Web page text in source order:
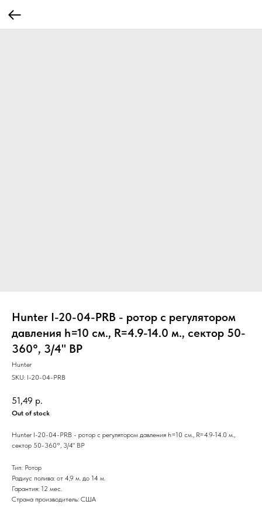
Hunter I-20-04-PRB - ротор с регулятором
давления h=10 см., R=4.9-14.0 м., сектор 50-
360°, 3/4" ВР
Hunter
SKU: I-20-04-PRB
51,49 р.
Out of stock
Hunter I-20-04-PRB - ротор с регулятором давления h=10 см., R=4.9-14.0 м.,
сектор 50-360°, 3/4" ВР
Тип: Ротор
Радиус полива: от 4,9 м. до 14 м.
Гарантия: 12 мес.
Страна производитель: США